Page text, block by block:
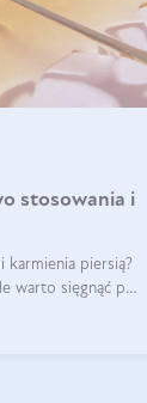
stosowania i
karmienia piersią?
warto sięgnąć po